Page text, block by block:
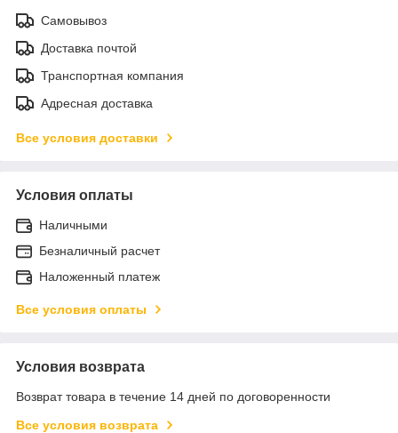
Самовывоз
Доставка почтой
Транспортная компания
Адресная доставка
Все условия доставки
Условия оплаты
Наличными
Безналичный расчет
Наложенный платеж
Все условия оплаты
Условия возврата
Возврат товара в течение 14 дней по договоренности
Все условия возврата